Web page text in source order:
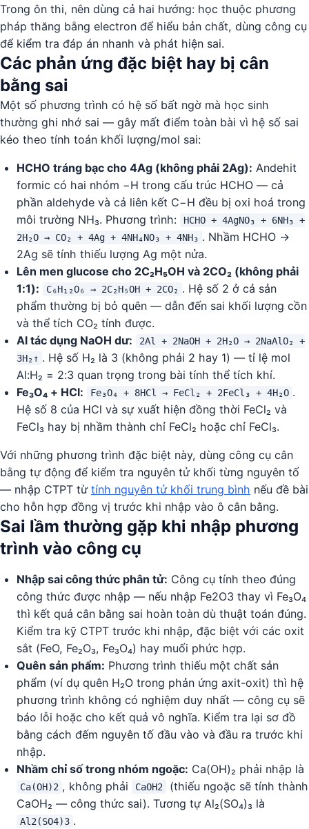
Trong ôn thi, nên dùng cả hai hướng: học thuộc phương
pháp thăng bằng electron để hiểu bản chất, dùng công cụ
để kiểm tra đáp án nhanh và phát hiện sai.
Các phản ứng đặc biệt hay bị cân
bằng sai
Một số phương trình có hệ số bất ngờ mà học sinh
thường ghi nhớ sai — gây mất điểm toàn bài vì hệ số sai
kéo theo tính toán khối lượng/mol sai:
HCHO tráng bạc cho 4Ag (không phải 2Ag): Andehit
formic có hai nhóm −H trong cấu trúc HCHO — cả
phần aldehyde và cả liên kết C−H đều bị oxi hoá trong
môi trường NH₃. Phương trình:
HCHO + 4AgNO₃ + 6NH₃ +
2H₂O → CO₂ + 4Ag + 4NH₄NO₃ + 4NH₃ . Nhầm HCHO →
2Ag sẽ tính thiếu lượng Ag một nửa.
Lên men glucose cho 2C₂H₅OH và 2CO₂ (không phải
1:1):
C₆H₁₂O₆ → 2C₂H₅OH + 2CO₂ . Hệ số 2 ở cả sản
phẩm thường bị bỏ quên — dẫn đến sai khối lượng cồn
và thể tích CO₂ tính được.
Al tác dụng NaOH dư:
2Al + 2NaOH + 2H₂O → 2NaAlO₂ +
3H₂↑ . Hệ số H₂ là 3 (không phải 2 hay 1) — tỉ lệ mol
Al:H₂ = 2:3 quan trọng trong bài tính thể tích khí.
Fe₃O₄ + HCl:
Fe₃O₄ + 8HCl → FeCl₂ + 2FeCl₃ + 4H₂O .
Hệ số 8 của HCl và sự xuất hiện đồng thời FeCl₂ và
FeCl₃ hay bị nhầm thành chỉ FeCl₂ hoặc chỉ FeCl₃.
Với những phương trình đặc biệt này, dùng công cụ cân
bằng tự động để kiểm tra nguyên tử khối từng nguyên tố
— nhập CTPT từ tính nguyên tử khối trung bình nếu đề bài
cho hỗn hợp đồng vị trước khi nhập vào ô cân bằng.
Sai lầm thường gặp khi nhập phương
trình vào công cụ
Nhập sai công thức phân tử: Công cụ tính theo đúng
công thức được nhập — nếu nhập Fe2O3 thay vì Fe₃O₄
thì kết quả cân bằng sai hoàn toàn dù thuật toán đúng.
Kiểm tra kỹ CTPT trước khi nhập, đặc biệt với các oxit
sắt (FeO, Fe₂O₃, Fe₃O₄) hay muối phức hợp.
Quên sản phẩm: Phương trình thiếu một chất sản
phẩm (ví dụ quên H₂O trong phản ứng axit-oxit) thì hệ
phương trình không có nghiệm duy nhất — công cụ sẽ
báo lỗi hoặc cho kết quả vô nghĩa. Kiểm tra lại sơ đồ
bằng cách đếm nguyên tố đầu vào và đầu ra trước khi
nhập.
Nhầm chỉ số trong nhóm ngoặc: Ca(OH)₂ phải nhập là
Ca(OH)2 , không phải CaOH2
(thiếu ngoặc sẽ tính thành
CaOH₂ — công thức sai). Tương tự Al₂(SO₄)₃ là
Al2(SO4)3 .